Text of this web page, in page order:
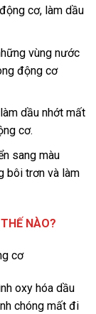
cơ, làm dầu
vùng nước
động cơ
dầu nhớt mất
cơ.
sang màu
bôi trơn và làm
NÀO?
cơ
oxy hóa dầu
chóng mất đi